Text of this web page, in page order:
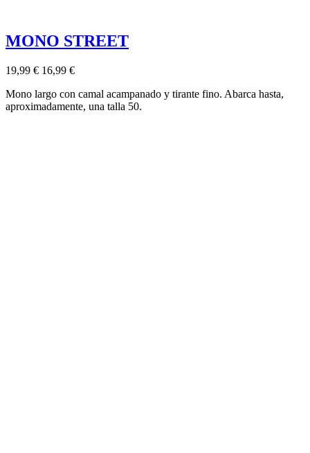
MONO STREET
19,99 € 16,99 €
Mono largo con camal acampanado y tirante fino. Abarca hasta,
aproximadamente, una talla 50.